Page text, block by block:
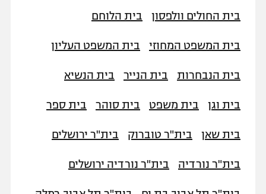
בית החולים וולפסון בית הלוחם
בית המשפט המחוזי בית המשפט העליון
בית הנבחרות בית הנייר בית הנשיא
בית וגן בית משפט בית סוהר בית ספר
בית שאן בית"ר טוברוק בית"ר ירושלים
בית"ר נורדיה בית"ר נורדיה ירושלים